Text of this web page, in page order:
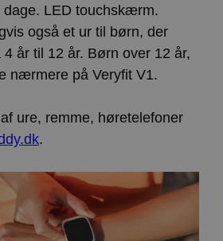
dage. LED touchskærm.
også et ur til børn, der
år til 12 år. Børn over 12 år,
nærmere på Veryfit V1.
ure, remme, høretelefoner
.